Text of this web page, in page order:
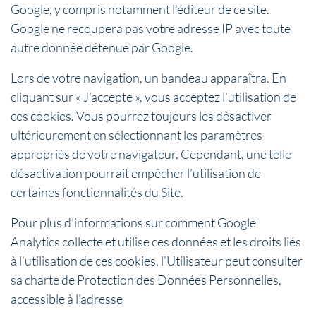
Google, y compris notamment l’éditeur de ce site.
Google ne recoupera pas votre adresse IP avec toute
autre donnée détenue par Google.
Lors de votre navigation, un bandeau apparaîtra. En
cliquant sur « J’accepte », vous acceptez l’utilisation de
ces cookies. Vous pourrez toujours les désactiver
ultérieurement en sélectionnant les paramètres
appropriés de votre navigateur. Cependant, une telle
désactivation pourrait empêcher l’utilisation de
certaines fonctionnalités du Site.
Pour plus d’informations sur comment Google
Analytics collecte et utilise ces données et les droits liés
à l’utilisation de ces cookies, l’Utilisateur peut consulter
sa charte de Protection des Données Personnelles,
accessible à l’adresse